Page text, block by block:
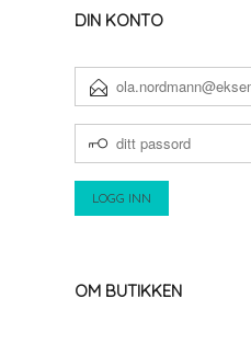
DIN KONTO
POSTADRESSE
PASSORD
OM BUTIKKEN